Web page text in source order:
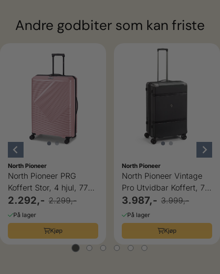
Andre godbiter som kan friste
North Pioneer
North Pioneer PRG
Koffert Stor, 4 hjul, 77
cm, 105L
2.292,- 2.299,-
På lager
Kjøp
North Pioneer
North Pioneer Vintage
Pro Utvidbar Koffert, 76
cm, 102/112L, Sort
3.987,- 3.999,-
På lager
Kjøp